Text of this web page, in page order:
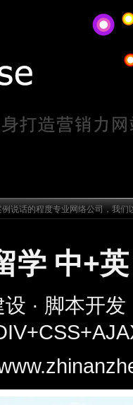
话的程度专业网络公司，我们
学 中+英
· 脚本开发